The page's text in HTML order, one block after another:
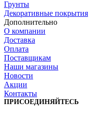
Грунты
Декоративные покрытия
Дополнительно
О компании
Доставка
Оплата
Поставщикам
Наши магазины
Новости
Акции
Контакты
ПРИСОЕДИНЯЙТЕСЬ